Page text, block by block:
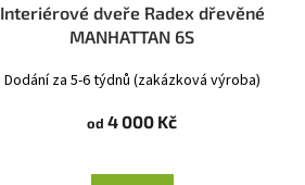
Interiérové dveře Radex dřevěné
MANHATTAN 6S
Dodání za 5-6 týdnů (zakázková výroba)
od 4 000 Kč